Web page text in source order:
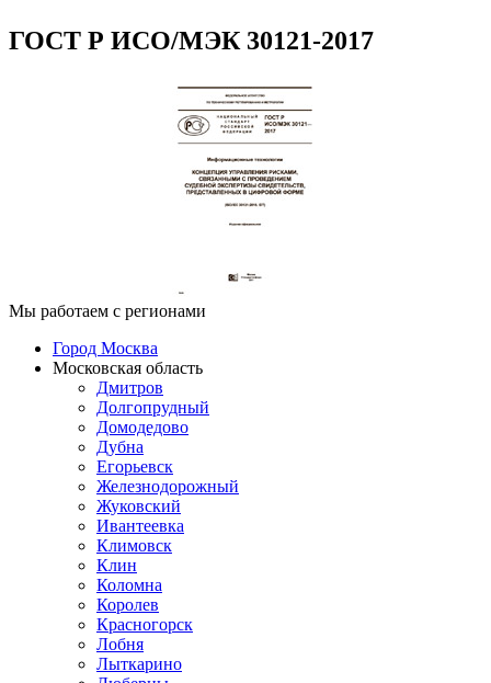
ГОСТ Р ИСО/МЭК 30121-2017
Мы работаем с регионами
Город Москва
Московская область
Дмитров
Долгопрудный
Домодедово
Дубна
Егорьевск
Железнодорожный
Жуковский
Ивантеевка
Климовск
Клин
Коломна
Королев
Красногорск
Лобня
Лыткарино